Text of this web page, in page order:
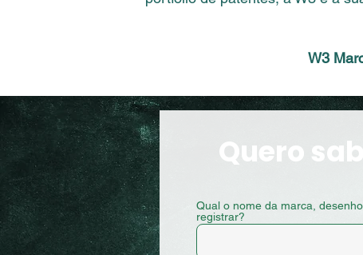
W3
Quero
Qual o nome da marca,
registrar?